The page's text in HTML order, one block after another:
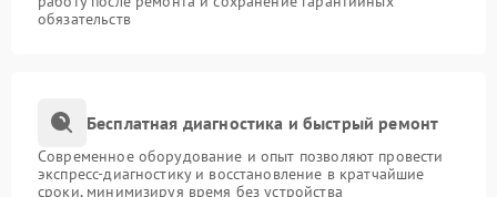
обязательств
Бесплатная диагностика и быстрый ремонт
Современное оборудование и опыт позволяют провести
экспресс-диагностику и восстановление в кратчайшие
сроки, минимизируя время без устройства